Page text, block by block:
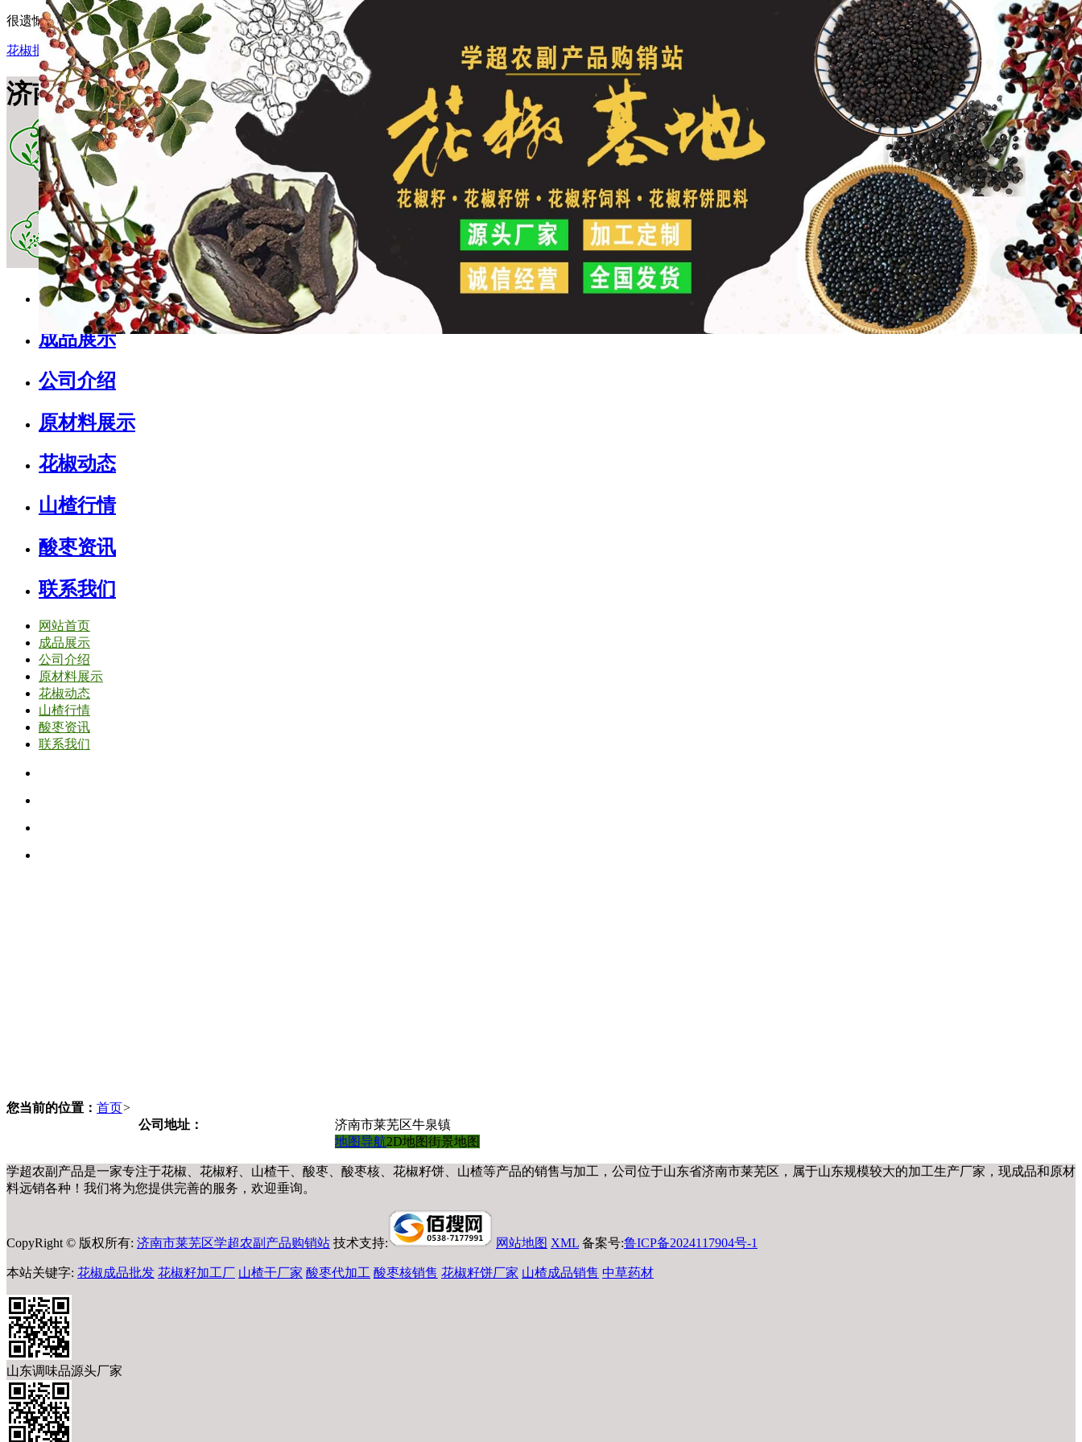
很遗憾，因您的浏览器版本过低导致无法获得最佳浏览体验，推荐下载安装谷歌浏览器！
花椒批发 花椒籽饲料 山楂干加工厂 酸枣销售
济南市莱芜区学超农副产品购销站
网站首页
成品展示
公司介绍
原材料展示
花椒动态
山楂行情
酸枣资讯
联系我们
网站首页
成品展示
公司介绍
原材料展示
花椒动态
山楂行情
酸枣资讯
联系我们
您当前的位置： 首页>
公司地址：
济南市莱芜区牛泉镇
地图导航2D地图街景地图
学超农副产品是一家专注于花椒、花椒籽、山楂干、酸枣、酸枣核、花椒籽饼、山楂等产品的销售与加工，公司位于山东省济南市莱芜区，属于山东规模较大的加工生产厂家，现成品和原材
料远销各种！我们将为您提供完善的服务，欢迎垂询。
CopyRight © 版权所有: 济南市莱芜区学超农副产品购销站 技术支持: 网站地图 XML 备案号:鲁ICP备2024117904号-1
本站关键字: 花椒成品批发 花椒籽加工厂 山楂干厂家 酸枣代加工 酸枣核销售 花椒籽饼厂家 山楂成品销售 中草药材
山东调味品源头厂家